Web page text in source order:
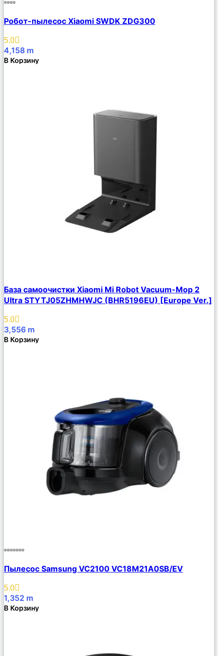
Описание
Избранное
Робот-пылесос Xiaomi SWDK ZDG300
5.0
4,158 m
В Корзину
Описание
Избранное
База самоочистки Xiaomi Mi Robot Vacuum-Mop 2
Ultra STYTJ05ZHMHWJC (BHR5196EU) [Europe Ver.]
5.0
3,556 m
В Корзину
Описание
Избранное
Пылесос Samsung VC2100 VC18M21A0SB/EV
5.0
1,352 m
В Корзину